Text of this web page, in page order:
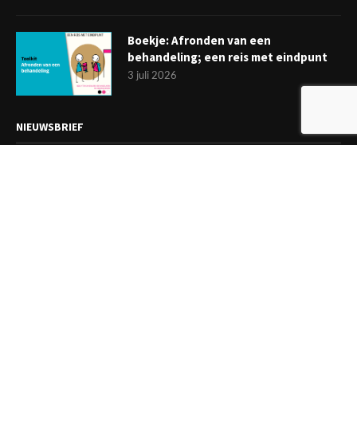
Boekje: Afronden van een
behandeling; een reis met eindpunt
3 juli 2026
NIEUWSBRIEF